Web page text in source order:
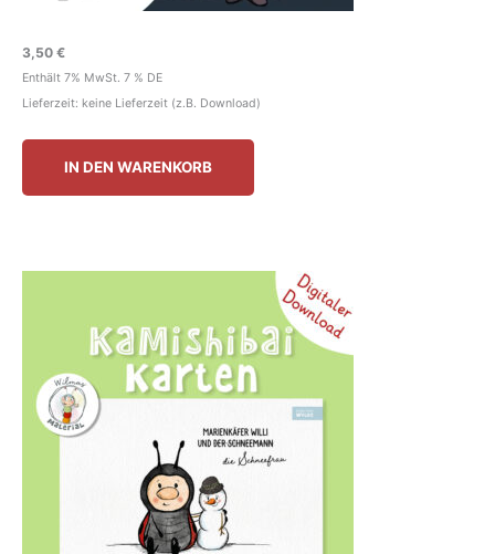
3,50 €
Enthält 7% MwSt. 7 % DE
Lieferzeit: keine Lieferzeit (z.B. Download)
IN DEN WARENKORB